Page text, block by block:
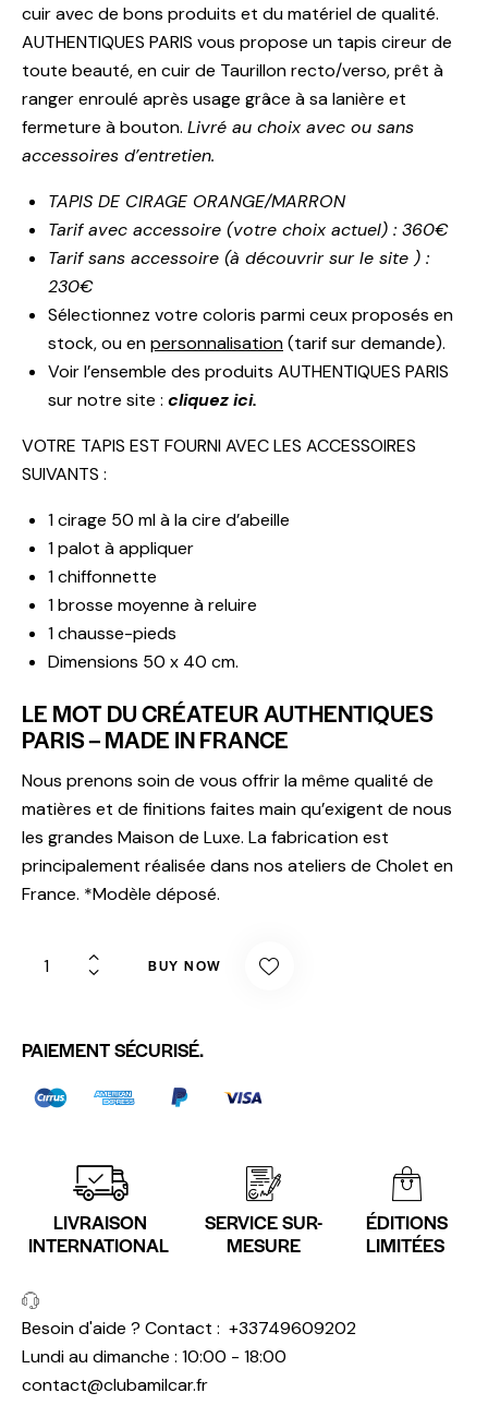
cuir avec de bons produits et du matériel de qualité.
AUTHENTIQUES PARIS vous propose un tapis cireur de
toute beauté, en cuir de Taurillon recto/verso, prêt à
ranger enroulé après usage grâce à sa lanière et
fermeture à bouton. Livré au choix avec ou sans
accessoires d’entretien.
TAPIS DE CIRAGE ORANGE/MARRON
Tarif avec accessoire (votre choix actuel) : 360€
Tarif sans accessoire (à découvrir sur le site ) :
230€
Sélectionnez votre coloris parmi ceux proposés en
stock, ou enpersonnalisation(tarif sur demande).
Voir l’ensemble des produits AUTHENTIQUES PARIS
sur notre site : cliquez ici.
VOTRE TAPIS EST FOURNI AVEC LES ACCESSOIRES
SUIVANTS :
1 cirage 50 ml à la cire d’abeille
1 palot à appliquer
1 chiffonnette
1 brosse moyenne à reluire
1 chausse-pieds
Dimensions 50 x 40 cm.
LE MOT DU CRÉATEUR AUTHENTIQUES
PARIS – MADE IN FRANCE
Nous prenons soin de vous offrir la même qualité de
matières et de finitions faites main qu’exigent de nous
les grandes Maison de Luxe. La fabrication est
principalement réalisée dans nos ateliers de Cholet en
France. *Modèle déposé.
BUY NOW
PAIEMENT SÉCURISÉ.
LIVRAISON
INTERNATIONAL
SERVICE SUR-
MESURE
ÉDITIONS
LIMITÉES
Besoin d'aide ? Contact : +33749609202
Lundi au dimanche : 10:00 - 18:00
contact@clubamilcar.fr